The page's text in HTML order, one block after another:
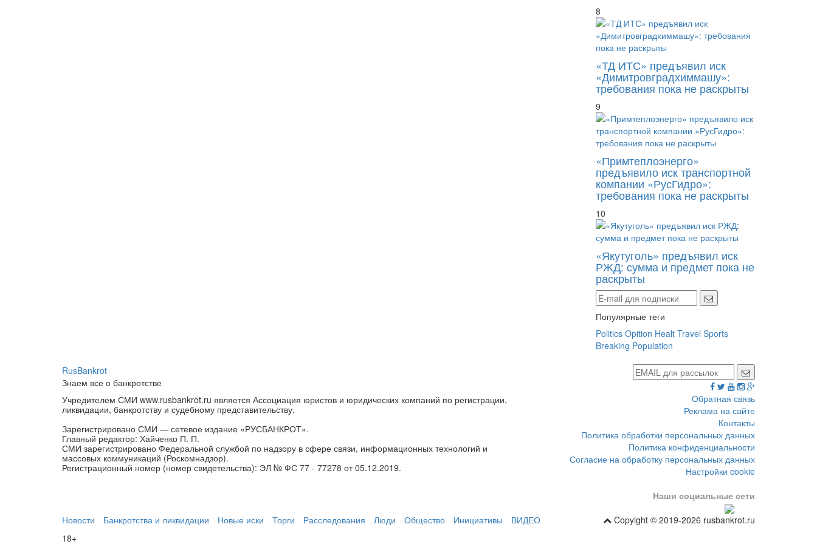
8
«ТД ИТС» предъявил иск
«Димитровградхиммашу»:
требования пока не раскрыты
9
«Примтеплоэнерго»
предъявило иск транспортной
компании «РусГидро»:
требования пока не раскрыты
10
«Якутуголь» предъявил иск
РЖД: сумма и предмет пока не
раскрыты
Популярные теги
Politics Opition Healt Travel Sports
Breaking Population
RusBankrot
Знаем все о банкротстве
Учредителем СМИ www.rusbankrot.ru является Ассоциация юристов и юридических компаний по регистрации,
ликвидации, банкротству и судебному представительству.
Зарегистрировано СМИ — сетевое издание «РУСБАНКРОТ».
Главный редактор: Хайченко П. П.
СМИ зарегистрировано Федеральной службой по надзору в сфере связи, информационных технологий и
массовых коммуникаций (Роскомнадзор).
Регистрационный номер (номер свидетельства): ЭЛ № ФС 77 - 77278 от 05.12.2019.
Обратная связь
Реклама на сайте
Контакты
Политика обработки персональных данных
Политика конфиденциальности
Согласие на обработку персональных данных
Настройки cookie
Наши социальные сети
Новости Банкротства и ликвидации Новые иски Торги Расследования Люди Общество Инициативы ВИДЕО
Copyight © 2019-2026 rusbankrot.ru
18+